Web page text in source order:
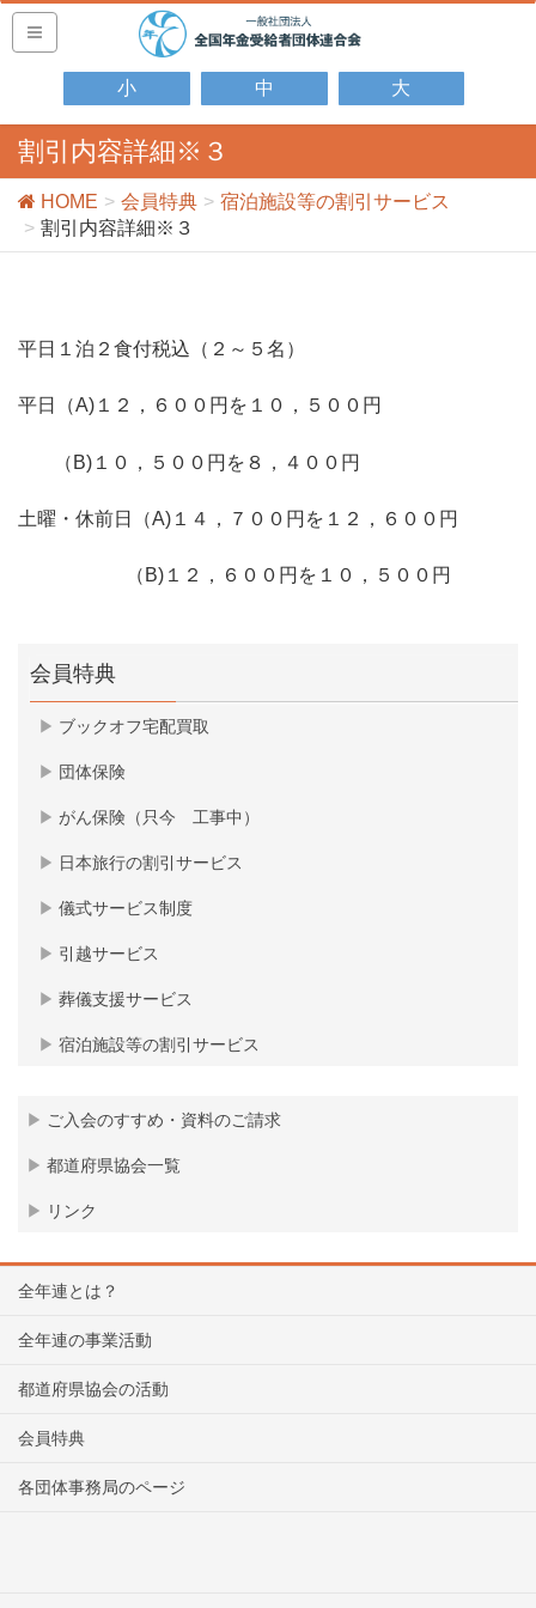
小 中 大
割引内容詳細※３
HOME 会員特典
宿泊施設等の割引サービス
割引内容詳細※３
平日１泊２食付税込（２～５名）
平日（A)１２，６００円を１０，５００円
（B)１０，５００円を８，４００円
土曜・休前日（A)１４，７００円を１２，６００円
（B)１２，６００円を１０，５００円
会員特典
ブックオフ宅配買取
団体保険
がん保険（只今 工事中）
日本旅行の割引サービス
儀式サービス制度
引越サービス
葬儀支援サービス
宿泊施設等の割引サービス
ご入会のすすめ・資料のご請求
都道府県協会一覧
リンク
全年連とは？
全年連の事業活動
都道府県協会の活動
会員特典
各団体事務局のページ